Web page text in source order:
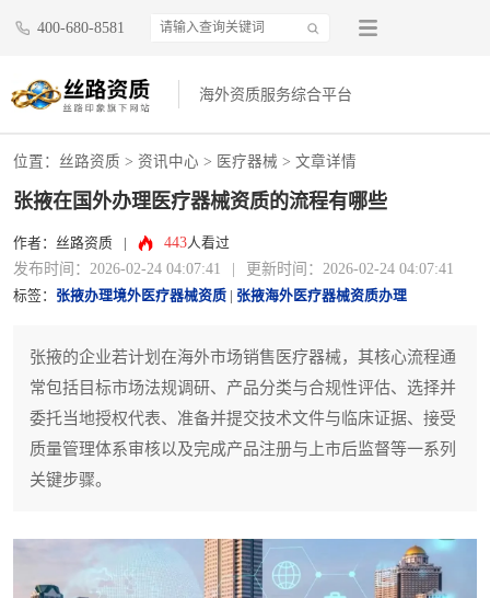
400-680-8581
海外资质服务综合平台
位置： 丝路资质 > 资讯中心 > 医疗器械 > 文章详情
张掖在国外办理医疗器械资质的流程有哪些
作者：丝路资质 443人看过
发布时间：2026-02-24 04:07:41 更新时间：2026-02-24 04:07:41
标签： 张掖办理境外医疗器械资质 张掖海外医疗器械资质办理
张掖的企业若计划在海外市场销售医疗器械，其核心流程通
常包括目标市场法规调研、产品分类与合规性评估、选择并
委托当地授权代表、准备并提交技术文件与临床证据、接受
质量管理体系审核以及完成产品注册与上市后监督等一系列
关键步骤。